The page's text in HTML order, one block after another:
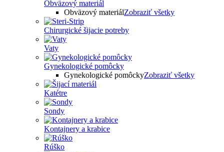
Obväzový materiál
Obväzový materiálZobraziť všetky
Chirurgické šijacie potreby
Vaty
Gynekologické pomôcky
Gynekologické pomôckyZobraziť všetky
Katétre
Sondy
Kontajnery a krabice
Rúško